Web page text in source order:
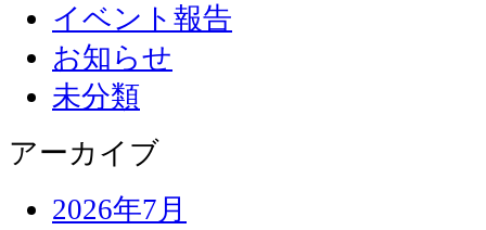
イベント報告
お知らせ
未分類
アーカイブ
2026年7月